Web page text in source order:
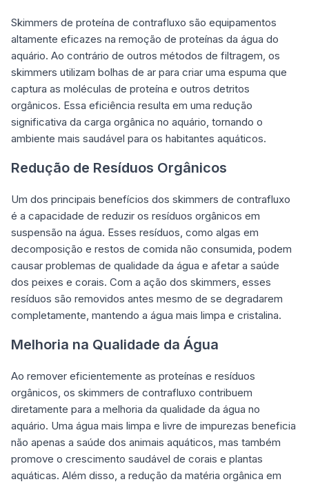
Skimmers de proteína de contrafluxo são equipamentos
altamente eficazes na remoção de proteínas da água do
aquário. Ao contrário de outros métodos de filtragem, os
skimmers utilizam bolhas de ar para criar uma espuma que
captura as moléculas de proteína e outros detritos
orgânicos. Essa eficiência resulta em uma redução
significativa da carga orgânica no aquário, tornando o
ambiente mais saudável para os habitantes aquáticos.
Redução de Resíduos Orgânicos
Um dos principais benefícios dos skimmers de contrafluxo
é a capacidade de reduzir os resíduos orgânicos em
suspensão na água. Esses resíduos, como algas em
decomposição e restos de comida não consumida, podem
causar problemas de qualidade da água e afetar a saúde
dos peixes e corais. Com a ação dos skimmers, esses
resíduos são removidos antes mesmo de se degradarem
completamente, mantendo a água mais limpa e cristalina.
Melhoria na Qualidade da Água
Ao remover eficientemente as proteínas e resíduos
orgânicos, os skimmers de contrafluxo contribuem
diretamente para a melhoria da qualidade da água no
aquário. Uma água mais limpa e livre de impurezas beneficia
não apenas a saúde dos animais aquáticos, mas também
promove o crescimento saudável de corais e plantas
aquáticas. Além disso, a redução da matéria orgânica em